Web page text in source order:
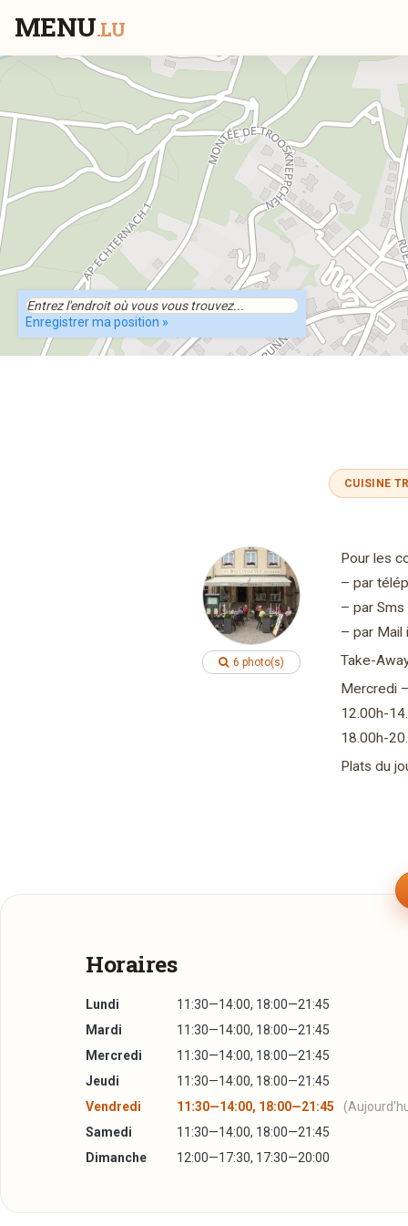
MENU.LU
Enregistrer ma position »
CUISINE
6 photo(s)
Pour les
– par
– par
– par Mail
Take-
Mercredi
12.00h-
18.00h-
Plats du
Horaires
Lundi
11:30—14:00, 18:00—21:45
Mardi
11:30—14:00, 18:00—21:45
Mercredi
11:30—14:00, 18:00—21:45
Jeudi
11:30—14:00, 18:00—21:45
Vendredi
11:30—14:00, 18:00—21:45
Samedi
11:30—14:00, 18:00—21:45
Dimanche
12:00—17:30, 17:30—20:00